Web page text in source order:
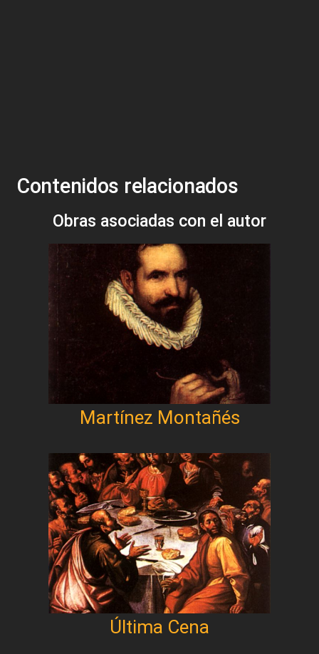
Contenidos relacionados
Obras asociadas con el autor
Martínez Montañés
Última Cena